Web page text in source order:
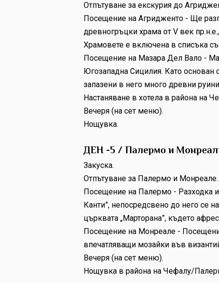
Отпътуване за екскурия до
Посещение на Агридженто - Ще
древногръцки храма от V век
Храмовете е включена в списъка
Посещение на Мазара Дел Вало -
Югозападна Сицилия. Като основан
запазени в него много древни
Настаняване в хотела в района на
Вечеря (на сет меню).
Нощувка.
ДЕН -5 / Палермо и
Закуска.
Отпътуване за Палермо и Монреале.
Посещение на Палермо - Разходка
Канти”, непосредсвено до него се
църквата „Марторана”, където
Посещение на Монреале -
впечатляващи мозайки във
Вечеря (на сет меню).
Нощувка в района на Чефалу/